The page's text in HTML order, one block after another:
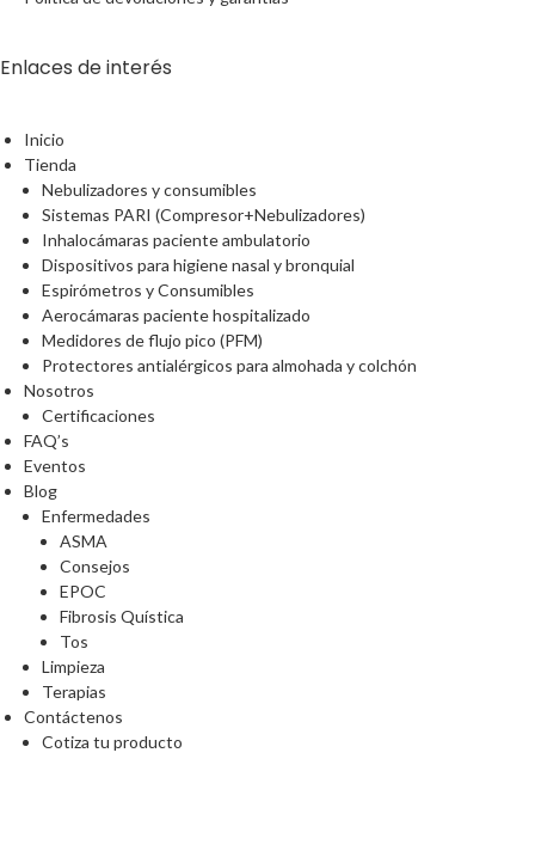
Enlaces de interés
Inicio
Tienda
Nebulizadores y consumibles
Sistemas PARI (Compresor+Nebulizadores)
Inhalocámaras paciente ambulatorio
Dispositivos para higiene nasal y bronquial
Espirómetros y Consumibles
Aerocámaras paciente hospitalizado
Medidores de flujo pico (PFM)
Protectores antialérgicos para almohada y colchón
Nosotros
Certificaciones
FAQ’s
Eventos
Blog
Enfermedades
ASMA
Consejos
EPOC
Fibrosis Quística
Tos
Limpieza
Terapias
Contáctenos
Cotiza tu producto